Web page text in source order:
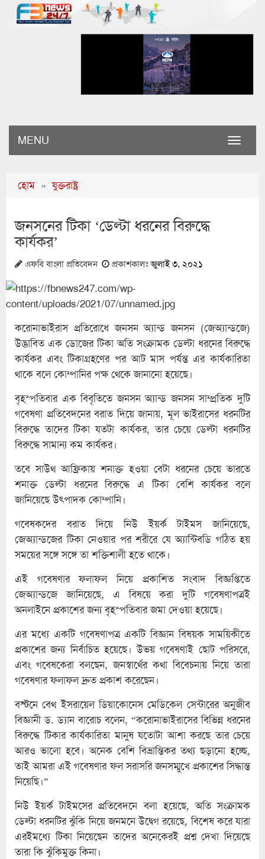
Toggle
MENU
হোম » যুক্তরাষ্ট্র
জনসনের টিকা ‘ডেল্টা ধরনের বিরুদ্ধে
কার্যকর’
এফবি বাংলা প্রতিবেদন প্রকাশকালঃজুলাই ৩, ২০২১
করোনাভাইরাস প্রতিরোধে জনসন অ্যান্ড জনসন (জেঅ্যান্ডজে)
উদ্ভাবিত এক ডোজের টিকা অতি সংক্রামক ডেল্টা ধরনের বিরুদ্ধে
কার্যকর এবং টিকাগ্রহণের পর আট মাস পর্যন্ত এর কার্যকারিতা
থাকে বলে কোম্পানির পক্ষ থেকে জানানো হয়েছে।
বৃহস্পতিবার এক বিবৃতিতে জনসন অ্যান্ড জনসন সাম্প্রতিক দুটি
গবেষণা প্রতিবেদনের বরাত দিয়ে জানায়, মূল ভাইরাসের ধরনটির
বিরুদ্ধে তাদের টিকা যতটা কার্যকর, তার চেয়ে ডেল্টা ধরনটির
বিরুদ্ধে সামান্য কম কার্যকর।
তবে সাউথ আফ্রিকায় শনাক্ত হওয়া বেটা ধরনের চেয়ে ভারতে
শনাক্ত ডেল্টা ধরনের বিরুদ্ধে এ টিকা বেশি কার্যকর বলে
জানিয়েছে উৎপাদক কোম্পানি।
গবেষকদের বরাত দিয়ে নিউ ইয়র্ক টাইমস জানিয়েছে,
জেঅ্যান্ডজের টিকা নেওয়ার পর শরীরে যে অ্যান্টিবডি গঠিত হয়
সময়ের সঙ্গে সঙ্গে তা শক্তিশালী হতে থাকে।
এই গবেষণার ফলাফল নিয়ে প্রকাশিত সংবাদ বিজ্ঞপ্তিতে
জেঅ্যান্ডজে জানিয়েছে, এ বিষয়ে করা দুটি গবেষণাপত্রই
অনলাইনে প্রকাশের জন্য বৃহস্পতিবার জমা দেওয়া হয়েছে।
এর মধ্যে একটি গবেষণাপত্র একটি বিজ্ঞান বিষয়ক সাময়িকীতে
প্রকাশের জন্য নির্বাচিত হয়েছে। উভয় গবেষণাই ছোট পরিসরে,
এবং গবেষকেরা বলছেন, জনস্বার্থের কথা বিবেচনায় নিয়ে তারা
গবেষণার ফলাফল দ্রুত প্রকাশ করেছেন।
বস্টনে বেথ ইসরায়েল ডিয়াকোনেস মেডিকেল সেন্টারের অনুজীব
বিজ্ঞানী ড. ড্যান বারোচ বলেন, “করোনাভাইরাসের বিভিন্ন ধরনের
বিরুদ্ধে টিকার কার্যকারিতা মানুষ যতোটা আশা করছে তার চেয়ে
আরও ভালো হবে। অনেক বেশি বিভ্রান্তিকর তথ্য ছড়ানো হচ্ছে,
তাই আমরা এই গবেষণার ফল সরাসরি জনসম্মুখে প্রকাশের সিদ্ধান্ত
নিয়েছি।”
নিউ ইয়র্ক টাইমসের প্রতিবেদনে বলা হয়েছে, অতি সংক্রামক
ডেল্টা ধরনটির ঝুঁকি নিয়ে জনমনে উদ্বেগ রয়েছে, বিশেষ করে যারা
এরইমধ্যে টিকা নিয়েছেন তাদের অনেকেরই প্রশ্ন দেখা দিয়েছে
তারা কি ঝুঁকিমুক্ত কিনা।